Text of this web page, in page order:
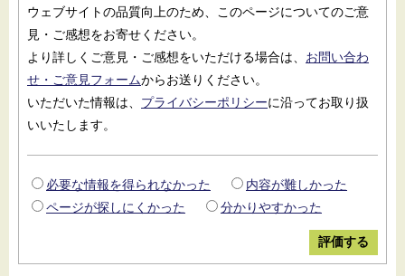
ウェブサイトの品質向上のため、このページについてのご意
見・ご感想をお寄せください。
より詳しくご意見・ご感想をいただける場合は、 お問い合わ
せ・ご意見フォームからお送りください。
いただいた情報は、 プライバシーポリシーに沿ってお取り扱
いいたします。
必要な情報を得られなかった
内容が難しかった
ページが探しにくかった
分かりやすかった